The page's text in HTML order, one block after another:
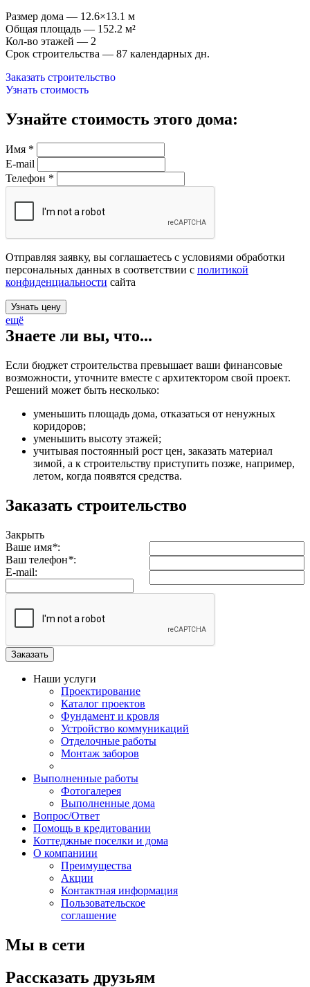
Размер дома — 12.6×13.1 м
Общая площадь — 152.2 м²
Кол-во этажей — 2
Срок строительства — 87 календарных дн.
Заказать строительство
Узнать стоимость
Узнайте стоимость этого дома:
Имя *
E-mail
Телефон *
Отправляя заявку, вы соглашаетесь с условиями обработки
персональных данных в соответствии с политикой
конфиденциальности сайта
ещё
Знаете ли вы, что...
Если бюджет строительства превышает ваши финансовые
возможности, уточните вместе с архитектором свой проект.
Решений может быть несколько:
уменьшить площадь дома, отказаться от ненужных
коридоров;
уменьшить высоту этажей;
учитывая постоянный рост цен, заказать материал
зимой, а к строительству приступить позже, например,
летом, когда появятся средства.
Заказать строительство
Закрыть
Ваше имя*:
Ваш телефон*:
E-mail:
Наши услуги
Проектирование
Каталог проектов
Фундамент и кровля
Устройство коммуникаций
Отделочные работы
Монтаж заборов
Выполненные работы
Фотогалерея
Выполненные дома
Вопрос/Ответ
Помощь в кредитовании
Коттеджные поселки и дома
О компаниии
Преимущества
Акции
Контактная информация
Пользовательское
соглашение
Мы в сети
Рассказать друзьям